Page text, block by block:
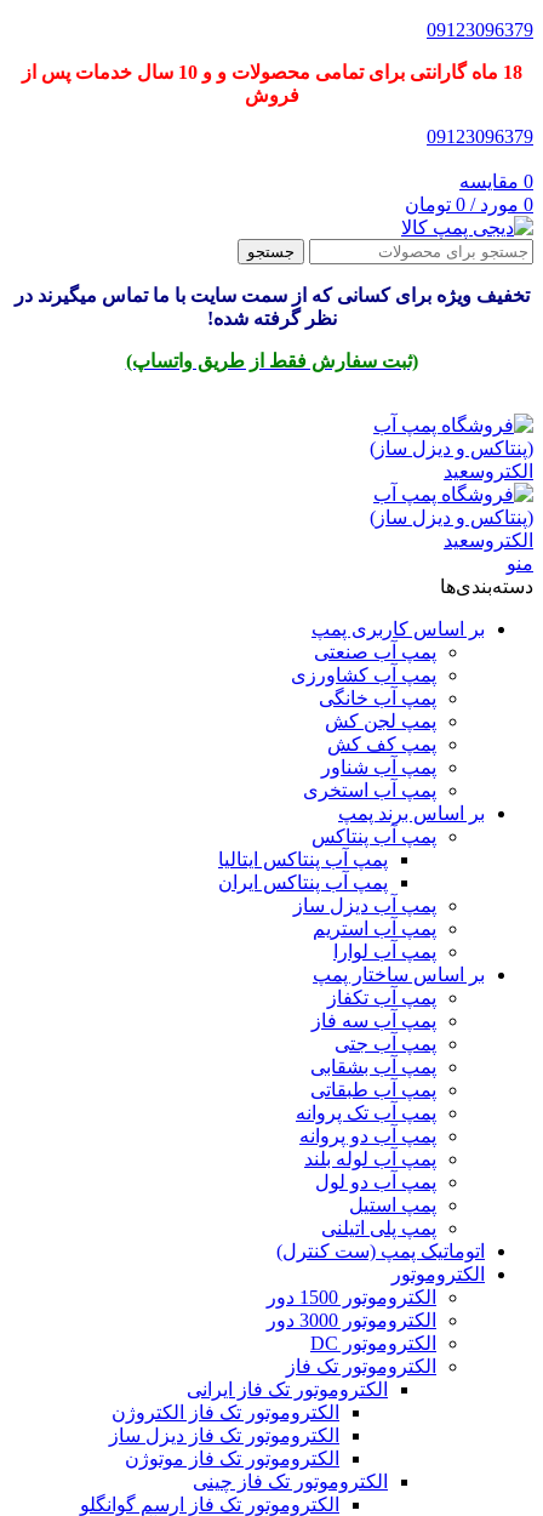
09123096379
18 ماه گارانتی برای تمامی محصولات و و 10 سال خدمات پس از
فروش
09123096379
0 مقایسه
0 مورد /
0 تومان
جستجو
تخفیف ویژه برای کسانی که از سمت سایت با ما تماس میگیرند در
نظر گرفته شده!
(ثبت سفارش فقط از طریق واتساپ)
منو
دسته‌بندی‌ها
بر اساس کاربری پمپ
پمپ آب صنعتی
پمپ آب کشاورزی
پمپ آب خانگی
پمپ لجن کش
پمپ کف کش
پمپ آب شناور
پمپ آب استخری
بر اساس برند پمپ
پمپ آب پنتاکس
پمپ آب پنتاکس ایتالیا
پمپ آب پنتاکس ایران
پمپ آب دیزل ساز
پمپ آب استریم
پمپ آب لوارا
بر اساس ساختار پمپ
پمپ آب تکفاز
پمپ آب سه فاز
پمپ آب جتی
پمپ آب بشقابی
پمپ آب طبقاتی
پمپ آب تک پروانه
پمپ آب دو پروانه
پمپ آب لوله بلند
پمپ آب دو لول
پمپ استیل
پمپ پلی اتیلنی
اتوماتیک پمپ (ست کنترل)
الکتروموتور
الکتروموتور 1500 دور
الکتروموتور 3000 دور
الکتروموتور DC
الکتروموتور تک فاز
الکتروموتور تک فاز ایرانی
الکتروموتور تک فاز الکتروژن
الکتروموتور تک فاز دیزل ساز
الکتروموتور تک فاز موتوژن
الکتروموتور تک فاز چینی
الکتروموتور تک فاز ارسم گوانگلو